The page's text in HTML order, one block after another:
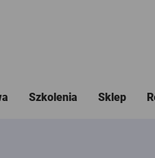
Szkolenia Sklep